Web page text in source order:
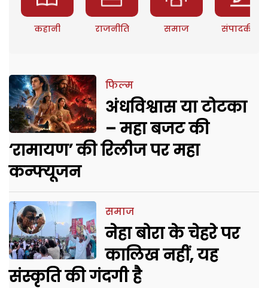
कहानी राजनीति समाज संपादकीय
फिल्म
अंधविश्वास या टोटका
– महा बजट की
‘रामायण’ की रिलीज पर महा
कन्फ्यूजन
समाज
नेहा बोरा के चेहरे पर
कालिख नहीं, यह
संस्कृति की गंदगी है